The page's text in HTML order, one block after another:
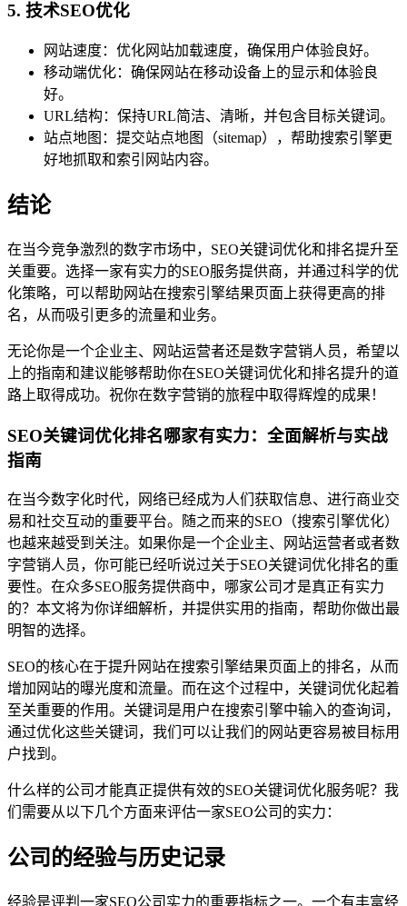
5. 技术SEO优化
网站速度：优化网站加载速度，确保用户体验良好。
移动端优化：确保网站在移动设备上的显示和体验良
好。
URL结构：保持URL简洁、清晰，并包含目标关键词。
站点地图：提交站点地图（sitemap），帮助搜索引擎更
好地抓取和索引网站内容。
结论
在当今竞争激烈的数字市场中，SEO关键词优化和排名提升至
关重要。选择一家有实力的SEO服务提供商，并通过科学的优
化策略，可以帮助网站在搜索引擎结果页面上获得更高的排
名，从而吸引更多的流量和业务。
无论你是一个企业主、网站运营者还是数字营销人员，希望以
上的指南和建议能够帮助你在SEO关键词优化和排名提升的道
路上取得成功。祝你在数字营销的旅程中取得辉煌的成果！
SEO关键词优化排名哪家有实力：全面解析与实战
指南
在当今数字化时代，网络已经成为人们获取信息、进行商业交
易和社交互动的重要平台。随之而来的SEO（搜索引擎优化）
也越来越受到关注。如果你是一个企业主、网站运营者或者数
字营销人员，你可能已经听说过关于SEO关键词优化排名的重
要性。在众多SEO服务提供商中，哪家公司才是真正有实力
的？本文将为你详细解析，并提供实用的指南，帮助你做出最
明智的选择。
SEO的核心在于提升网站在搜索引擎结果页面上的排名，从而
增加网站的曝光度和流量。而在这个过程中，关键词优化起着
至关重要的作用。关键词是用户在搜索引擎中输入的查询词，
通过优化这些关键词，我们可以让我们的网站更容易被目标用
户找到。
什么样的公司才能真正提供有效的SEO关键词优化服务呢？我
们需要从以下几个方面来评估一家SEO公司的实力：
公司的经验与历史记录
经验是评判一家SEO公司实力的重要指标之一。一个有丰富经